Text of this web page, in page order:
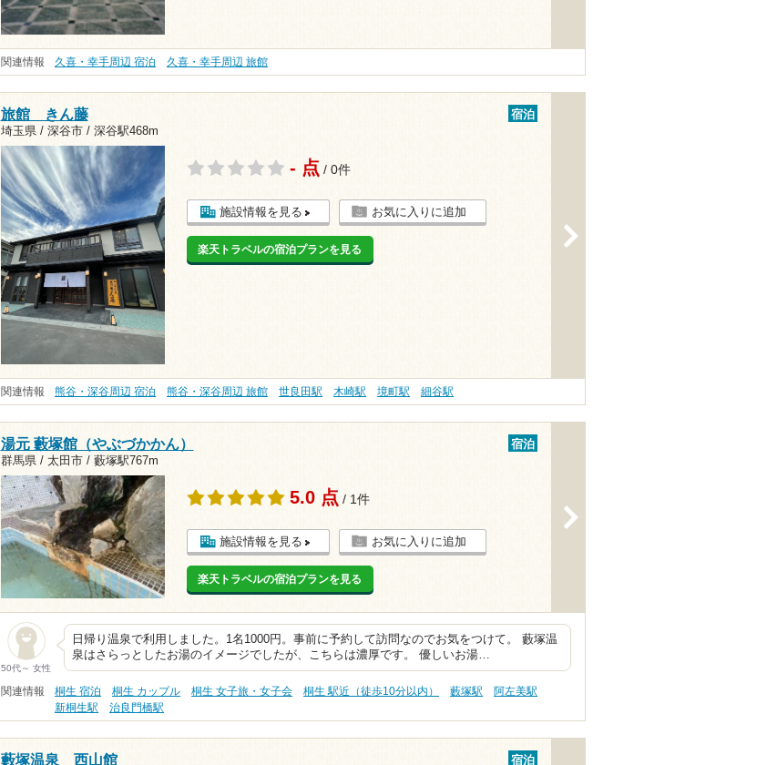
関連情報 久喜・幸手周辺 宿泊 久喜・幸手周辺 旅館
旅館 きん藤
埼玉県 / 深谷市 / 深谷駅468m
宿泊
- 点 / 0件
施設情報を見る お気に入りに追加
楽天トラベルの宿泊プランを見る
関連情報 熊谷・深谷周辺 宿泊 熊谷・深谷周辺 旅館 世良田駅 木崎駅 境町駅 細谷駅
湯元 藪塚館（やぶづかかん）
群馬県 / 太田市 / 藪塚駅767m
宿泊
5.0 点 / 1件
施設情報を見る お気に入りに追加
楽天トラベルの宿泊プランを見る
50代～ 女性
日帰り温泉で利用しました。1名1000円。事前に予約して訪問なのでお気をつけて。 藪塚温
泉はさらっとしたお湯のイメージでしたが、こちらは濃厚です。 優しいお湯…
関連情報 桐生 宿泊 桐生 カップル 桐生 女子旅・女子会 桐生 駅近（徒歩10分以内） 藪塚駅
阿左美駅
新桐生駅
治良門橋駅
藪塚温泉 西山館 宿泊